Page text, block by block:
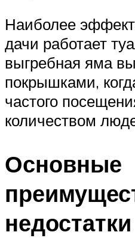
Наиболее
дачи работает
выгребная яма
покрышками,
частого
количеством
Основные
недостатки